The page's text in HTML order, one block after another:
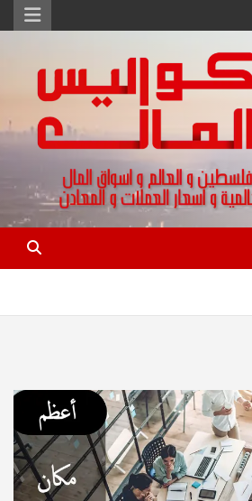
و تقارير اسواق المال و العملات